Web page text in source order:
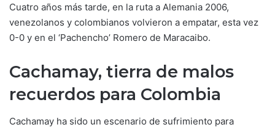
Cuatro años más tarde, en la ruta a Alemania 2006,
venezolanos y colombianos volvieron a empatar, esta vez
0-0 y en el ‘Pachencho’ Romero de Maracaibo.
Cachamay, tierra de malos
recuerdos para Colombia
Cachamay ha sido un escenario de sufrimiento para